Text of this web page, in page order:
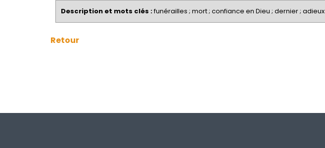
Description et mots clés :funérailles ; mort ; confiance en Dieu ; dernier ; adieux
Retour